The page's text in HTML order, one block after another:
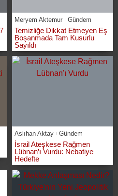
Meryem Aktemur Gündem
Temizliğe Dikkat Etmeyen Eş
Boşanmada Tam Kusurlu
Sayıldı
Aslıhan Aktay Gündem
İsrail Ateşkese Rağmen
Lübnan’ı Vurdu: Nebatiye
Hedefte